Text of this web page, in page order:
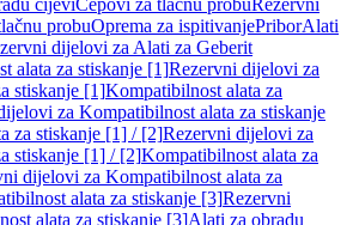
cijeviČepovi za tlačnu probuRezervni
probuOprema za ispitivanjePriborAlati
dijelovi za Alati za Geberit
alata za stiskanje [1]Rezervni dijelovi za
stiskanje [1]Kompatibilnost alata za
za Kompatibilnost alata za stiskanje
za stiskanje [1] / [2]Rezervni dijelovi za
stiskanje [1] / [2]Kompatibilnost alata za
dijelovi za Kompatibilnost alata za
alata za stiskanje [3]Rezervni
alata za stiskanje [3]Alati za obradu